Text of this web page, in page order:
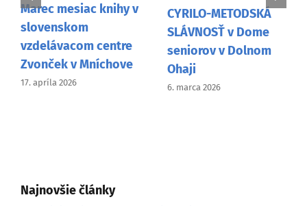
mesiac knihy v
centre
v Mníchove
apríla 2026
CYRILO-METODSKÁ
SLÁVNOSŤ v Dome
seniorov v Dolnom
Ohaji
6. marca 2026
Najnovšie články